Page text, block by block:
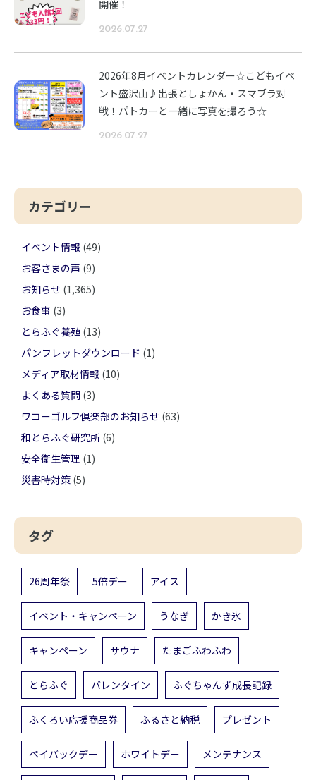
開催！
2026.07.27
2026年8月イベントカレンダー☆こどもイベ
ント盛沢山♪出張としょかん・スマブラ対
戦！パトカーと一緒に写真を撮ろう☆
2026.07.27
カテゴリー
イベント情報 (49)
お客さまの声 (9)
お知らせ (1,365)
お食事 (3)
とらふぐ養殖 (13)
パンフレットダウンロード (1)
メディア取材情報 (10)
よくある質問 (3)
ワコーゴルフ倶楽部のお知らせ (63)
和とらふぐ研究所 (6)
安全衛生管理 (1)
災害時対策 (5)
タグ
26周年祭 5倍デー アイス
イベント・キャンペーン うなぎ かき氷
キャンペーン サウナ たまごふわふわ
とらふぐ バレンタイン ふぐちゃんず成長記録
ふくろい応援商品券 ふるさと納税 プレゼント
ペイバックデー ホワイトデー メンテナンス